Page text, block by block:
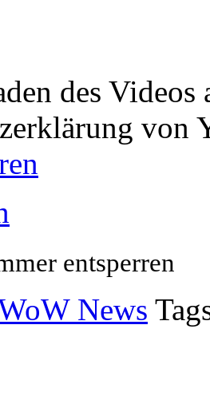
des Videos
von
entsperren
News